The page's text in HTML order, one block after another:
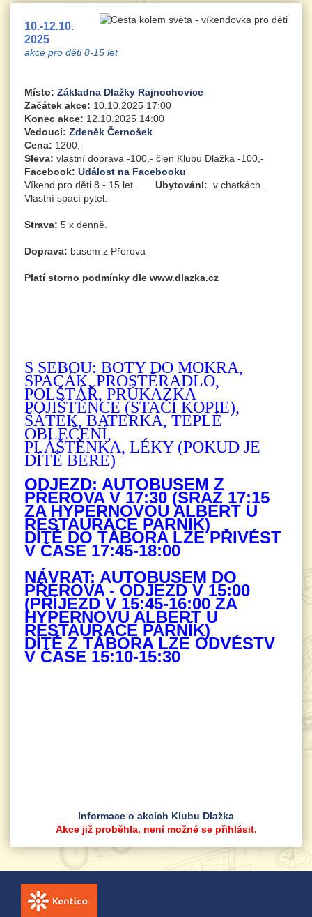
10.-12.10.
2025
akce pro děti 8-15 let
Místo: Základna Dlažky Rajnochovice
Začátek akce: 10.10.2025 17:00
Konec akce: 12.10.2025 14:00
Vedoucí: Zdeněk Černošek
Cena: 1200,-
Sleva: vlastní doprava -100,- člen Klubu Dlažka -100,-
Facebook: Událost na Facebooku
Víkend pro děti 8 - 15 let. Ubytování: v chatkách.
Vlastní spací pytel.
Strava: 5 x denně.
Doprava: busem z Přerova
Platí storno podmínky dle www.dlazka.cz
S SEBOU: BOTY DO MOKRA,
SPACÁK, PROSTĚRADLO,
POLŠTÁŘ, PRŮKAZKA
POJIŠTĚNCE (STAČÍ KOPIE),
ŠÁTEK, BATERKA, TEPLÉ
OBLEČENÍ,
PLÁŠTĚNKA, LÉKY (POKUD JE
DÍTĚ BERE)
ODJEZD: AUTOBUSEM Z
PŘEROVA V 17:30 (SRAZ 17:15
ZA HYPERNOVOU ALBERT U
RESTAURACE PARNÍK)
DÍTĚ DO TÁBORA LZE PŘIVÉST
V ČASE 17:45-18:00
NÁVRAT: AUTOBUSEM DO
PŘEROVA - ODJEZD V 15:00
(PŘÍJEZD V 15:45-16:00 ZA
HYPERNOVU ALBERT U
RESTAURACE PARNÍK)
DÍTĚ Z TÁBORA LZE ODVÉSTV
V ČASE 15:10-15:30
Informace o akcích Klubu Dlažka
Akce již proběhla, není možné se přihlásit.